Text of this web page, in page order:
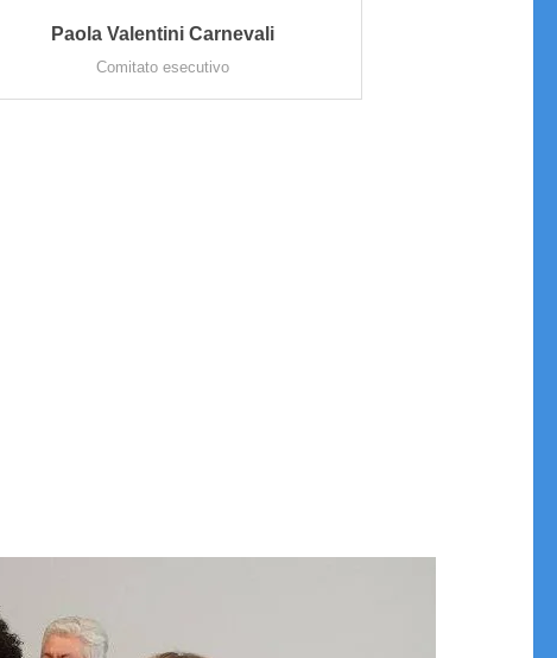
Paola Valentini Carnevali
Comitato esecutivo